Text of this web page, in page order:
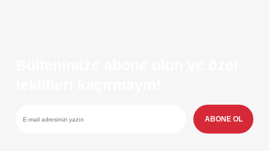
ABONE OL